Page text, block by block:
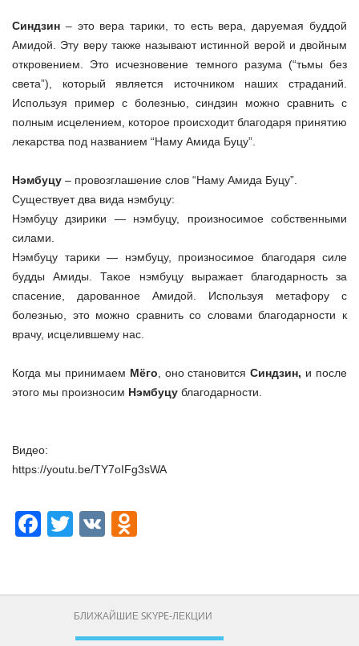
Синдзин – это вера тарики, то есть вера, даруемая буддой
Амидой. Эту веру также называют истинной верой и двойным
откровением. Это исчезновение темного разума (“тьмы без
света”), который является источником наших страданий.
Используя пример с болезнью, синдзин можно сравнить с
полным исцелением, которое происходит благодаря принятию
лекарства под названием “Наму Амида Буцу”.
Нэмбуцу – провозглашение слов “Наму Амида Буцу”.
Существует два вида нэмбуцу:
Нэмбуцу дзирики — нэмбуцу, произносимое собственными
силами.
Нэмбуцу тарики — нэмбуцу, произносимое благодаря силе
будды Амиды. Такое нэмбуцу выражает благодарность за
спасение, дарованное Амидой. Используя метафору с
болезнью, это можно сравнить со словами благодарности к
врачу, исцелившему нас.
Когда мы принимаем Мёго , оно становитсяСиндзин, и после
этого мы произносим Нэмбуцу благодарности.
Видео:
https://youtu.be/TY7oIFg3sWA
Facebook
Twitter
VK
БЛИЖАЙШИЕ SKYPE-ЛЕКЦИИ